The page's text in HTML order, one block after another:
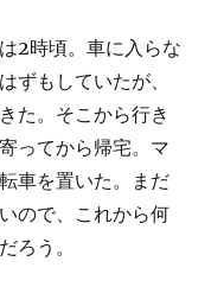
2時頃。車に入らな
ずもしていたが、
た。そこから行き
ってから帰宅。マ
車を置いた。まだ
ので、これから何
ろう。